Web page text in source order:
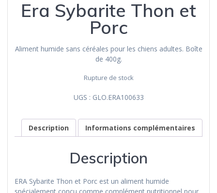
Era Sybarite Thon et
Porc
Aliment humide sans céréales pour les chiens adultes. Boîte
de 400g.
Rupture de stock
UGS : GLO.ERA100633
Description Informations complémentaires
Description
ERA Sybarite Thon et Porc est un aliment humide
spécialement conçu comme complément nutritionnel pour